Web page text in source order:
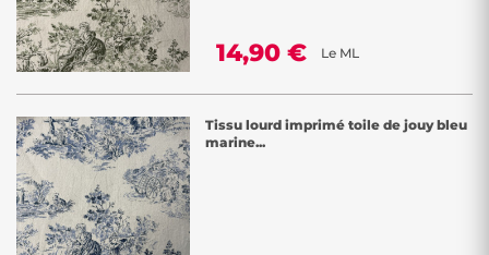
14,90 € Le ML
Tissu lourd imprimé toile de jouy bleu
marine...